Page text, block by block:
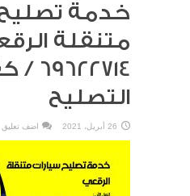
خدمة
متنقلة
التصليح
26 أبريل، 2021 اضف تعليق